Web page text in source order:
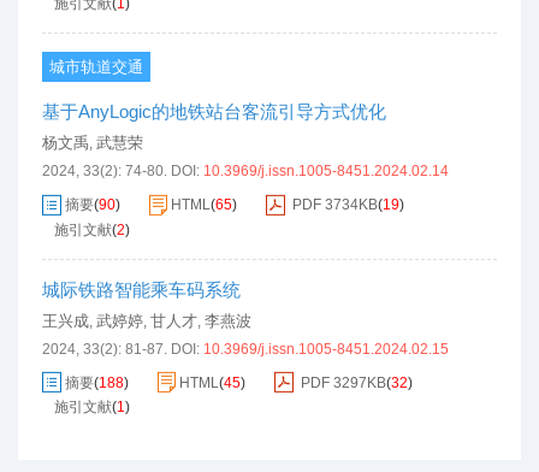
城市轨道交通
基于AnyLogic的地铁站台客流引导方式优化
杨文禹 武慧荣
2024, 33(2): 74-80. DOI: 10.3969/j.issn.1005-8451.2024.02.14
摘要(90) HTML (65) PDF 3734KB(19)
施引文献(2)
城际铁路智能乘车码系统
王兴成 武婷婷 甘人才 李燕波
2024, 33(2): 81-87. DOI: 10.3969/j.issn.1005-8451.2024.02.15
摘要(188) HTML (45) PDF 3297KB(32)
施引文献(1)